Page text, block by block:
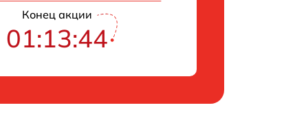
Конец акции
01:13:43